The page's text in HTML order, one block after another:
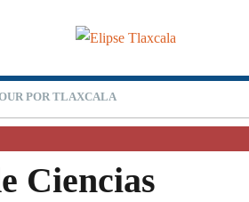
POR TLAXCALA
Ciencias